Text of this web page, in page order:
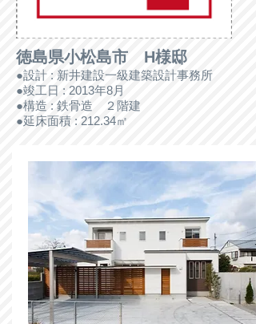
徳島県小松島市 H様邸
●設計 : 新井建設一級建築設計事務所
●竣工日 : 2013年8月
●構造 : 鉄骨造 ２階建
●延床面積 : 212.34㎡